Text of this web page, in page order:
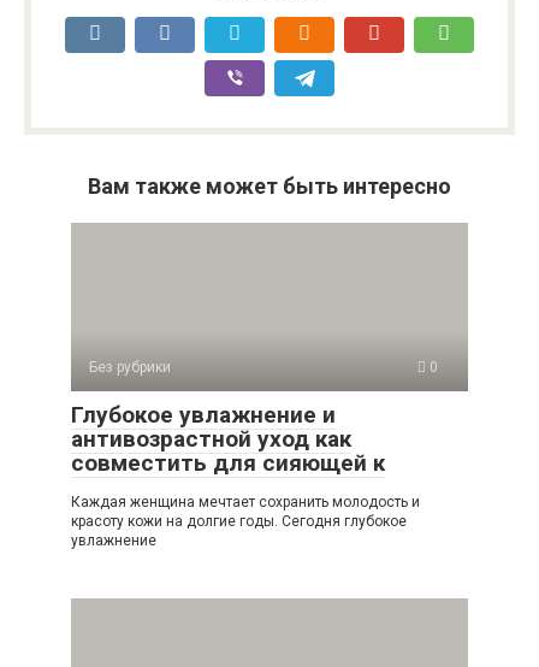
Вам также может быть интересно
Без рубрики 0
Глубокое увлажнение и
антивозрастной уход как
совместить для сияющей к
Каждая женщина мечтает сохранить молодость и
красоту кожи на долгие годы. Сегодня глубокое
увлажнение